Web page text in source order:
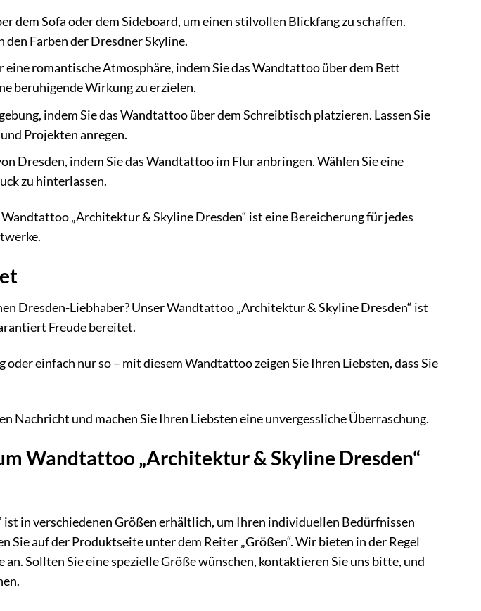
dem Sofa oder dem Sideboard, um einen stilvollen Blickfang zu schaffen.
den Farben der Dresdner Skyline.
eine romantische Atmosphäre, indem Sie das Wandtattoo über dem Bett
beruhigende Wirkung zu erzielen.
indem Sie das Wandtattoo über dem Schreibtisch platzieren. Lassen Sie
Projekten anregen.
Dresden, indem Sie das Wandtattoo im Flur anbringen. Wählen Sie eine
zu hinterlassen.
„Architektur & Skyline Dresden“ ist eine Bereicherung für jedes
Dresden-Liebhaber? Unser Wandtattoo „Architektur & Skyline Dresden“ ist
Freude bereitet.
einfach nur so – mit diesem Wandtattoo zeigen Sie Ihren Liebsten, dass Sie
Nachricht und machen Sie Ihren Liebsten eine unvergessliche Überraschung.
Wandtattoo „Architektur & Skyline Dresden“
in verschiedenen Größen erhältlich, um Ihren individuellen Bedürfnissen
Sie auf der Produktseite unter dem Reiter „Größen“. Wir bieten in der Regel
Sollten Sie eine spezielle Größe wünschen, kontaktieren Sie uns bitte, und